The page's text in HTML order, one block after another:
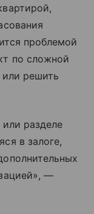
проблемой
по сложной
или решить
разделе
в залоге,
—